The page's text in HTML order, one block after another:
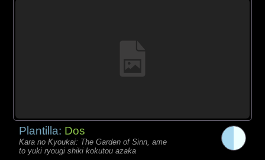
Plantilla: Dos
Kara no Kyoukai: The Garden of Sinn, ame
to yuki ryougi shiki kokutou azaka